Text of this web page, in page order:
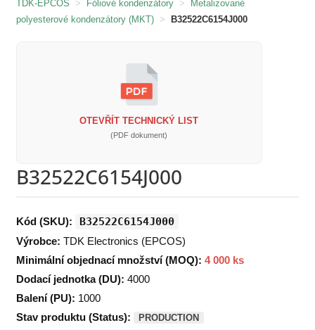
TDK-EPCOS > Fóliové kondenzátory >
Metalizované
polyesterové kondenzátory (MKT) > B32522C6154J000
OTEVŘÍT TECHNICKÝ LIST
(PDF dokument)
B32522C6154J000
Kód (SKU): B32522C6154J000
Výrobce: TDK Electronics (EPCOS)
Minimální objednací množství (MOQ): 4 000 ks
Dodací jednotka (DU): 4000
Balení (PU): 1000
Stav produktu (Status):
PRODUCTION